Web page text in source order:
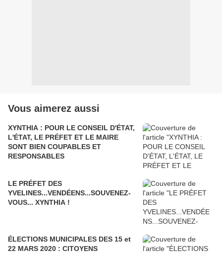
Vous aimerez aussi
XYNTHIA : POUR LE CONSEIL D'ÉTAT,
L'ÉTAT, LE PRÉFET ET LE MAIRE
SONT BIEN COUPABLES ET
RESPONSABLES
LE PRÉFET DES
YVELINES...VENDÉENS...SOUVENEZ-
VOUS... XYNTHIA !
ÉLECTIONS MUNICIPALES DES 15 et
22 MARS 2020 : CITOYENS